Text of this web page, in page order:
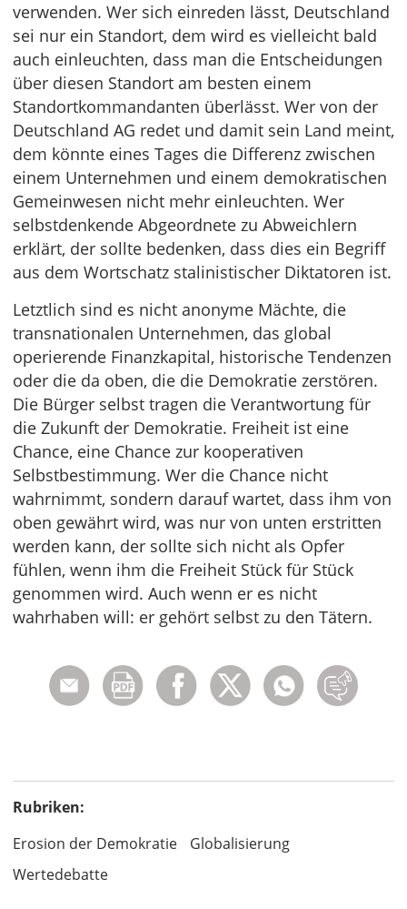
verwenden. Wer sich einreden lässt, Deutschland
sei nur ein Standort, dem wird es vielleicht bald
auch einleuchten, dass man die Entscheidungen
über diesen Standort am besten einem
Standortkommandanten überlässt. Wer von der
Deutschland AG redet und damit sein Land meint,
dem könnte eines Tages die Differenz zwischen
einem Unternehmen und einem demokratischen
Gemeinwesen nicht mehr einleuchten. Wer
selbstdenkende Abgeordnete zu Abweichlern
erklärt, der sollte bedenken, dass dies ein Begriff
aus dem Wortschatz stalinistischer Diktatoren ist.
Letztlich sind es nicht anonyme Mächte, die
transnationalen Unternehmen, das global
operierende Finanzkapital, historische Tendenzen
oder die da oben, die die Demokratie zerstören.
Die Bürger selbst tragen die Verantwortung für
die Zukunft der Demokratie. Freiheit ist eine
Chance, eine Chance zur kooperativen
Selbstbestimmung. Wer die Chance nicht
wahrnimmt, sondern darauf wartet, dass ihm von
oben gewährt wird, was nur von unten erstritten
werden kann, der sollte sich nicht als Opfer
fühlen, wenn ihm die Freiheit Stück für Stück
genommen wird. Auch wenn er es nicht
wahrhaben will: er gehört selbst zu den Tätern.
Rubriken:
Erosion der Demokratie
Globalisierung
Wertedebatte